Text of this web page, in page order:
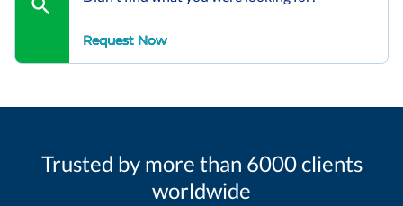
Request Now
Trusted by more than 6000 clients
worldwide